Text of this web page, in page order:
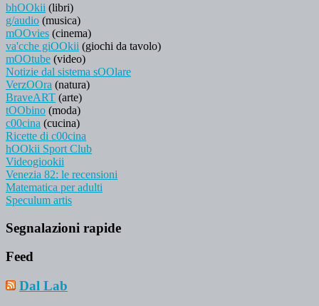
bhOOkii (libri)
g/audio (musica)
mOOvies (cinema)
va'cche giOOkii (giochi da tavolo)
mOOtube (video)
Notizie dal sistema sOOlare
VerzOOra (natura)
BraveART (arte)
tOObino (moda)
c00cina (cucina)
Ricette di c00cina
hOOkii Sport Club
Videogiookii
Venezia 82: le recensioni
Matematica per adulti
Speculum artis
Segnalazioni rapide
Feed
Dal Lab